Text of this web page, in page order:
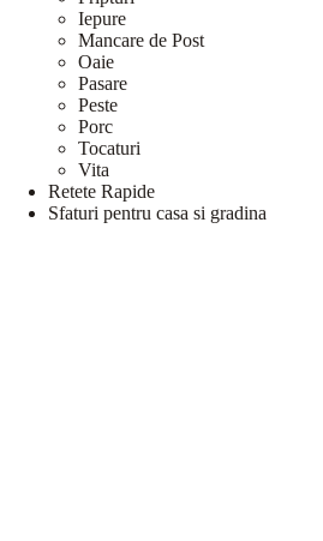
Iepure
Mancare de Post
Oaie
Pasare
Peste
Porc
Tocaturi
Vita
Retete Rapide
Sfaturi pentru casa si gradina